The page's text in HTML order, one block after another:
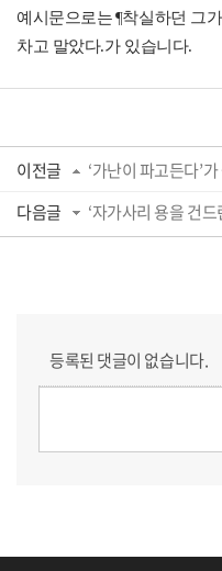
예시문으로는¶착실하던 그
차고 말았다.가 있습니다.
이전글
‘가난이 파고든다’
다음글
‘자가사리 용을 건드
등록된 댓글이 없습니다.